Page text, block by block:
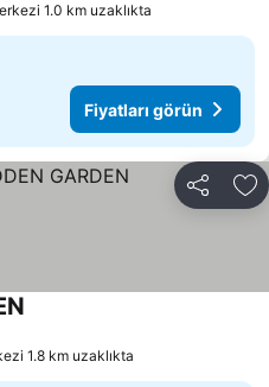
1.0 km uzaklıkta
Fiyatları görün
Paylaş
1.8 km uzaklıkta